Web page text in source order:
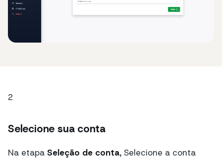
2
Selecione sua conta
Na etapa Seleção de conta, Selecione a conta